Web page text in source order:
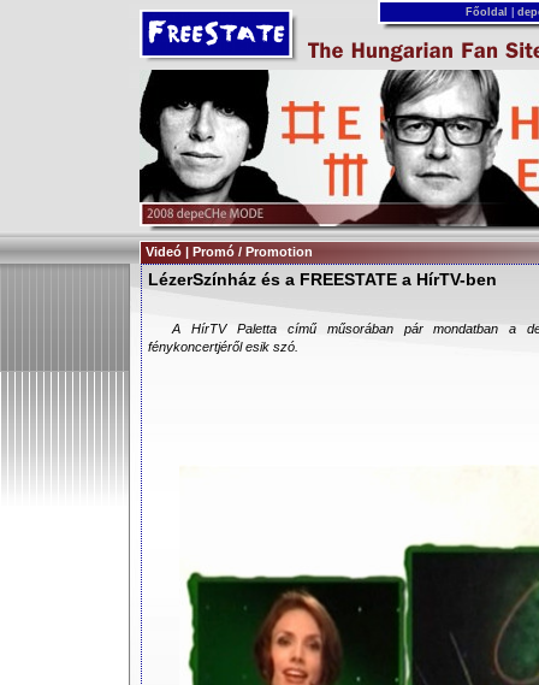
Főoldal
Videó | Promó / Promotion
LézerSzínház és a FREESTATE a HírTV-ben
A HírTV Paletta című műsorában pár mondatban a
fénykoncertjéről esik szó.